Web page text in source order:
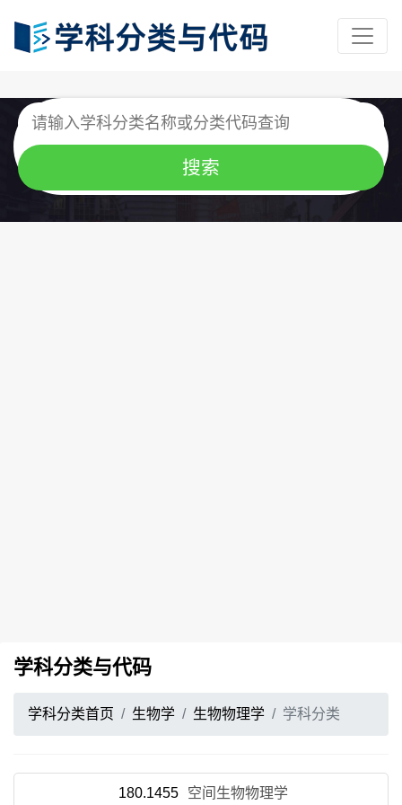
学科分类与代码
学科分类首页 生物学 生物物理学 学科分类
180.1455 空间生物物理学